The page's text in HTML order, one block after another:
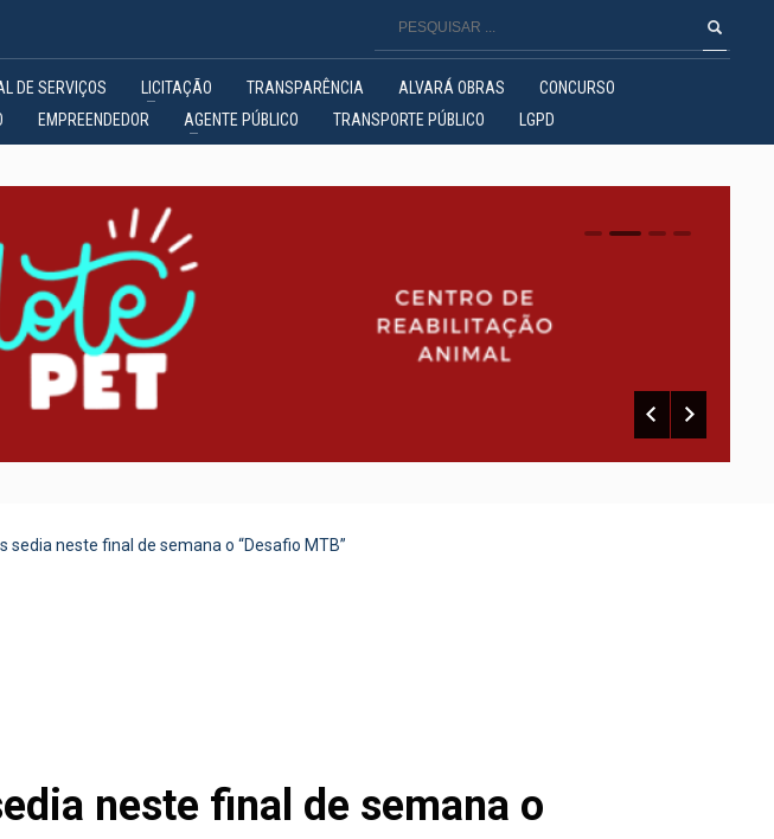
DE SERVIÇOS LICITAÇÃO TRANSPARÊNCIA ALVARÁ OBRAS
CONCURSO
EMPREENDEDOR AGENTE PÚBLICO TRANSPORTE PÚBLICO LGPD
0 1 2
sedia neste final de semana o “Desafio MTB”
neste final de semana o